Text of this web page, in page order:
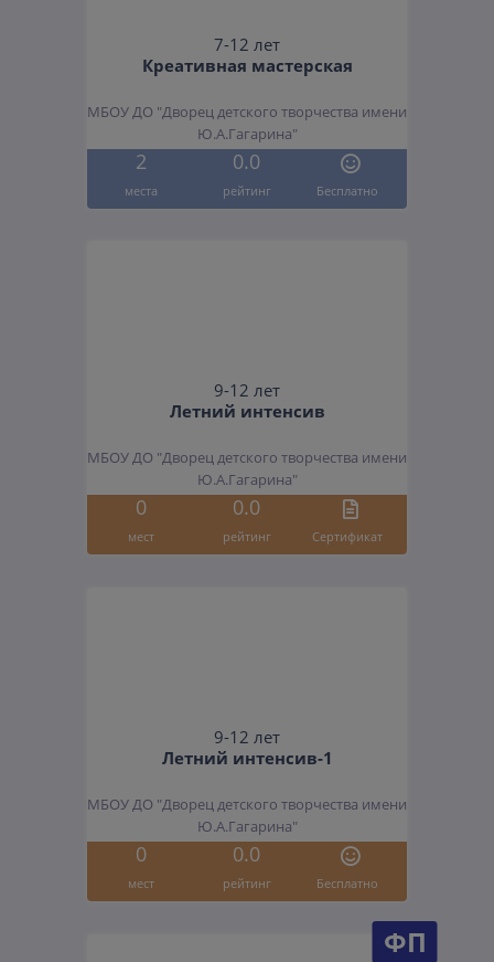
7-12 лет
Креативная мастерская
МБОУ ДО "Дворец детского творчества имени
Ю.А.Гагарина"
2 0.0
места рейтинг Бесплатно
9-12 лет
Летний интенсив
МБОУ ДО "Дворец детского творчества имени
Ю.А.Гагарина"
0 0.0
мест рейтинг Cертификат
9-12 лет
Летний интенсив-1
МБОУ ДО "Дворец детского творчества имени
Ю.А.Гагарина"
0 0.0
мест рейтинг Бесплатно
ФП